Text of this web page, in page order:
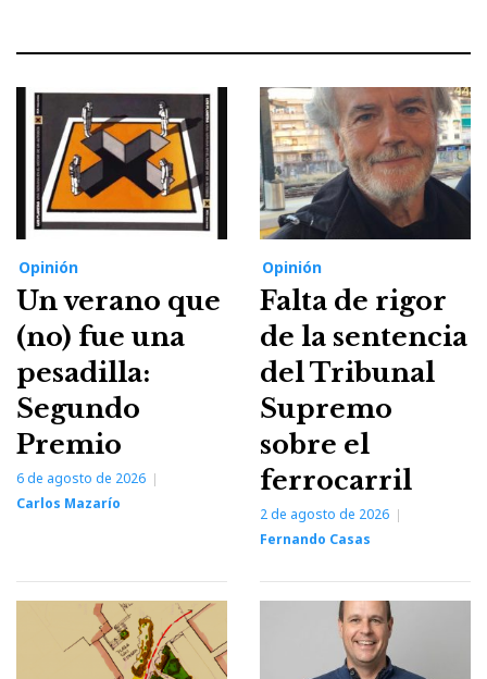
Opinión
Un verano que
(no) fue una
pesadilla:
Segundo
Premio
6 de agosto de 2026
Carlos Mazarío
Opinión
Falta de rigor
de la sentencia
del Tribunal
Supremo
sobre el
ferrocarril
2 de agosto de 2026
Fernando Casas